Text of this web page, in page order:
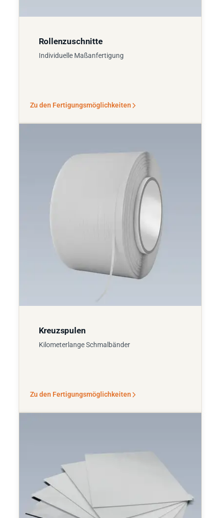
Rollenzuschnitte
Individuelle Maßanfertigung
Zu den Fertigungsmöglichkeiten
Kreuzspulen
Kilometerlange Schmalbänder
Zu den Fertigungsmöglichkeiten